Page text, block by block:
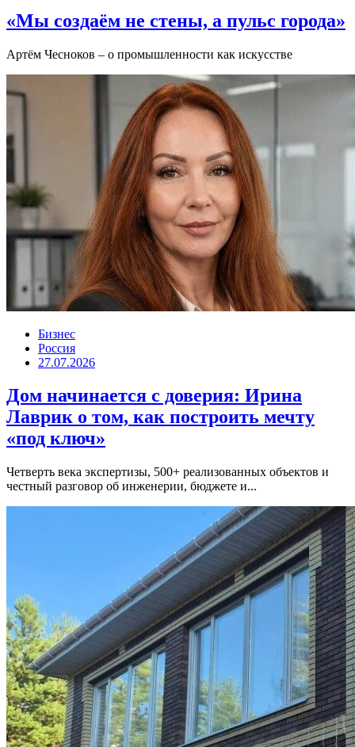
«Мы создаём не стены, а пульс города»
Артём Чесноков – о промышленности как искусстве
Бизнес
Россия
27.07.2026
Дом начинается с доверия: Ирина
Лаврик о том, как построить мечту
«под ключ»
Четверть века экспертизы, 500+ реализованных объектов и
честный разговор об инженерии, бюджете и...